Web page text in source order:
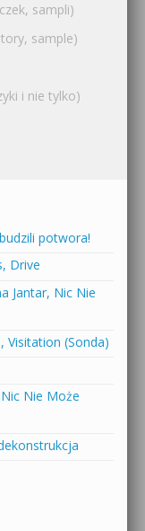
sampli)
sample)
i nie tylko)
potwora!
Drive
Jantar, Nic Nie
Visitation (Sonda)
Nie Może